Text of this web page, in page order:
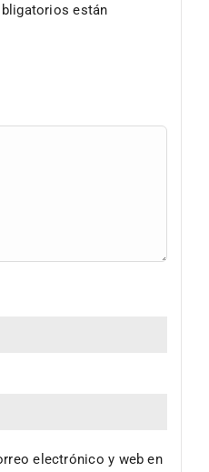
están
electrónico y web en